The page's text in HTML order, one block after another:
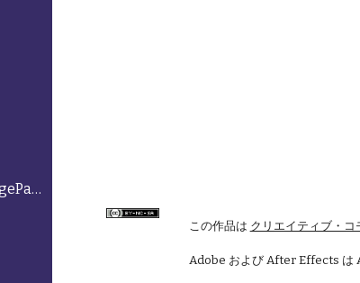
missingFootagePath
この作品は クリエイティブ・
Adobe および After Effects は